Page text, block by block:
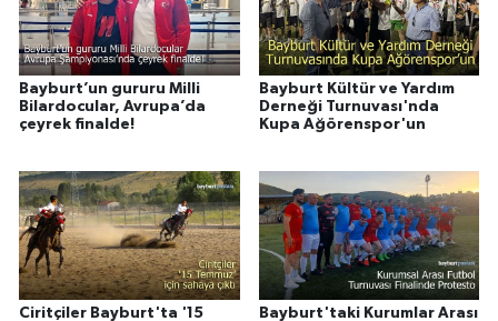
Bayburt’un gururu Milli
Bilardocular, Avrupa’da
çeyrek finalde!
Bayburt Kültür ve Yardım
Derneği Turnuvası'nda
Kupa Ağörenspor'un
Ciritçiler Bayburt'ta '15
Bayburt'taki Kurumlar Arası